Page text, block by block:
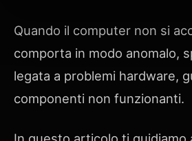
Quando il computer non si
comporta in modo anomalo,
legata a problemi hardware,
componenti non funzionanti.
In questo articolo ti guidiamo